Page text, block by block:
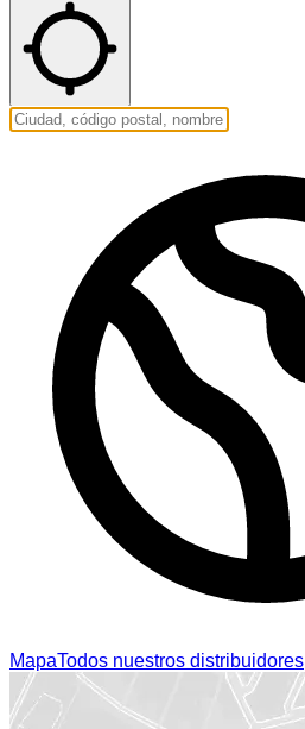
MapaTodos nuestros distribuidores